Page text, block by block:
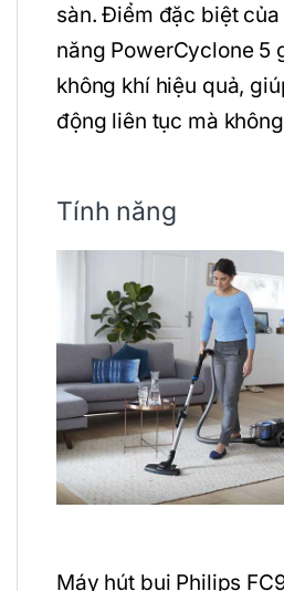
sàn. Điểm đặc biệt
năng PowerCyclone 5
không khí hiệu quả,
động liên tục mà
Tính năng
Máy hút bụi Philips